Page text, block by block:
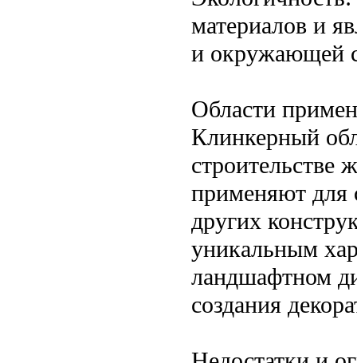
материалов и
и окружающей
Области
Клинкерный
строительстве
применяют для
других
уникальным
ландшафтном
создания